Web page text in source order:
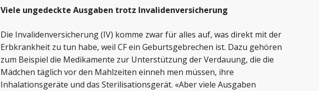
Viele ungedeckte Ausgaben trotz Invalidenversicherung
Die Invalidenversicherung (IV) komme zwar für alles auf, was direkt mit der
Erbkrankheit zu tun habe, weil CF ein Geburtsgebrechen ist. Dazu gehören
zum Beispiel die Medikamente zur Unterstützung der Verdauung, die die
Mädchen täglich vor den Mahlzeiten einneh men müssen, ihre
Inhalationsgeräte und das Sterilisationsgerät. «Aber viele Ausgaben